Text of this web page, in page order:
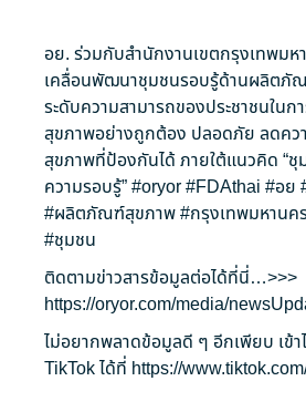
อย. ร่วมกับสำนักงานเขตกรุงเทพมห
เคลื่อนพัฒนาชุมชนรอบรู้ด้านผลิตภั
ระดับความสามารถของประชาชนใน
สุขภาพอย่างถูกต้อง ปลอดภัย ลดคว
สุขภาพที่ป้องกันได้ ภายใต้แนวคิด “
ความรอบรู้”#oryor#FDAthai #อย
#ผลิตภัณฑ์สุขภาพ#กรุงเทพมหานค
#ชุมชน
ติดตามข่าวสารข้อมูลต่อได้ที่นี่…>>>
https://oryor.com/media/
ไม่อยากพลาดข้อมูลดี ๆ อีกเพียบ เข้
TikTok ได้ที่ https://